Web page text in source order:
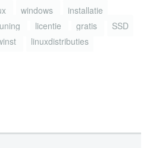
windows
installatie
licentie gratis
SSD
linuxdistributies